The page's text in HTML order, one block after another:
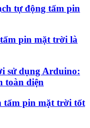
tự động tấm pin
pin mặt trời là
sử dụng Arduino:
toàn diện
tấm pin mặt trời tốt